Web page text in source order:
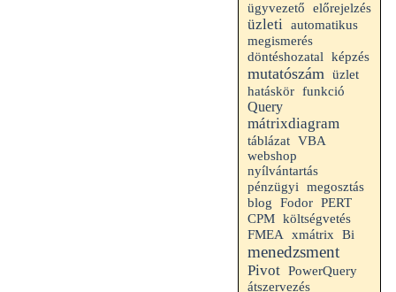
ügyvezető
előrejelzés
üzleti automatikus
megismerés
döntéshozatal
képzés
mutatószám üzlet
hatáskör funkció
Query
mátrixdiagram
táblázat VBA
webshop
nyílvántartás
pénzügyi
megosztás
blog
Fodor PERT
CPM költségvetés
FMEA
xmátrix Bi
menedzsment
Pivot PowerQuery
átszervezés